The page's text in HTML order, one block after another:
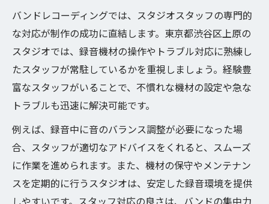
バンドレコーディングでは、スタジオスタッフの専門的
な対応が制作の成功に直結します。東京都渋谷区上原の
スタジオでは、録音機材の操作やトラブル対応に熟練し
たスタッフが常駐しているかを重視しましょう。経験豊
富なスタッフがいることで、不慣れな機材の設定や急な
トラブルも迅速に解決可能です。
例えば、録音中に音のバランス調整が必要になった場
合、スタッフが適切なアドバイスをくれると、スムーズ
に作業を進められます。また、機材の保守やメンテナン
スを定期的に行うスタジオは、安定した録音環境を提供
しやすいです。スタッフ対応の良さは、バンドの集中力